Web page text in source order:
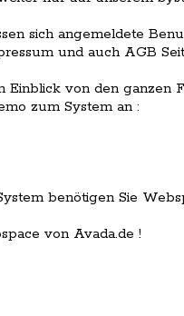
sich angemeldete
und auch AGB
Einblick von den ganzen
zum System an :
benötigen Sie
von Avada.de !